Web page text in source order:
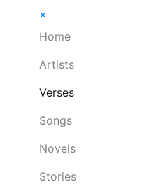
×
Home
Artists
Verses
Songs
Novels
Stories